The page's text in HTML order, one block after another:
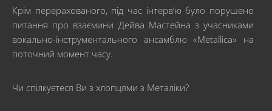
Крім перерахованого, під час інтерв’ю було порушено
питання про взаємини Дейва Мастейна з учасниками
вокально-інструментального ансамблю «Metallica» на
поточний момент часу.
Чи спілкуєтеся Ви з хлопцями з Металіки?